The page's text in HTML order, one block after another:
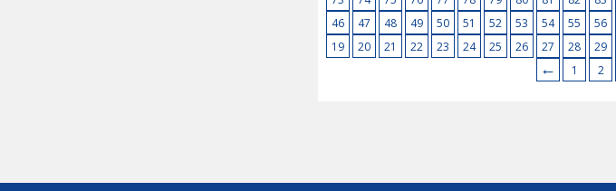
56
55
54
53
52
51
50
49
48
47
46
29
28
27
26
25
24
23
22
21
20
19
2
1
←